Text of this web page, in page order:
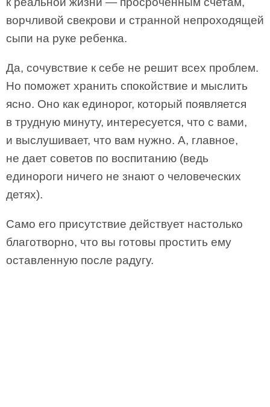
ворчливой свекрови и странной непроходящей
сыпи на руке ребенка.
Да, сочувствие к себе не решит всех проблем.
Но поможет хранить спокойствие и мыслить
ясно. Оно как единорог, который появляется
в трудную минуту, интересуется, что с вами,
и выслушивает, что вам нужно. А, главное,
не дает советов по воспитанию (ведь
единороги ничего не знают о человеческих
детях).
Само его присутствие действует настолько
благотворно, что вы готовы простить ему
оставленную после радугу.